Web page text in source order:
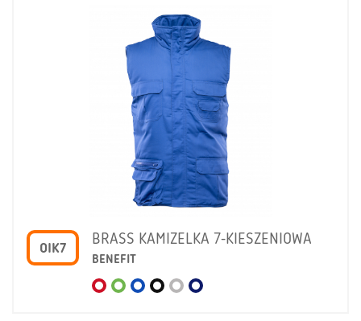
OIK7
BRASS KAMIZELKA 7-KIESZENIOWA
BENEFIT